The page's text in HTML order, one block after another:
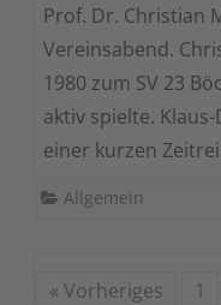
Prof. Dr. Christian
Vereinsabend.
1980 zum SV 23
aktiv spielte.
einer kurzen
Allgemein
« Vorheriges 1